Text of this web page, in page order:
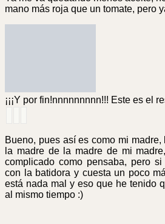
mano más roja que un tomate, pero
¡¡¡Y por fin!nnnnnnnnn!!! Este es el
Bueno, pues así es como mi
la madre de la madre de mi
complicado como pensaba, pero
con la batidora y cuesta un poco
está nada mal y eso que he tenido
al mismo tiempo :)